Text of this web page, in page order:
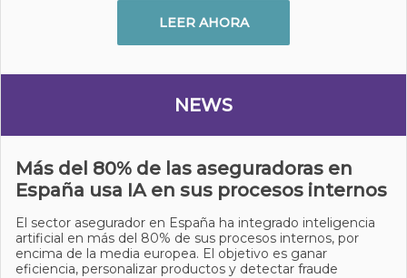
LEER AHORA
NEWS
Más del 80% de las aseguradoras en
España usa IA en sus procesos internos
El sector asegurador en España ha integrado inteligencia
artificial en más del 80% de sus procesos internos, por
encima de la media europea. El objetivo es ganar
eficiencia, personalizar productos y detectar fraude